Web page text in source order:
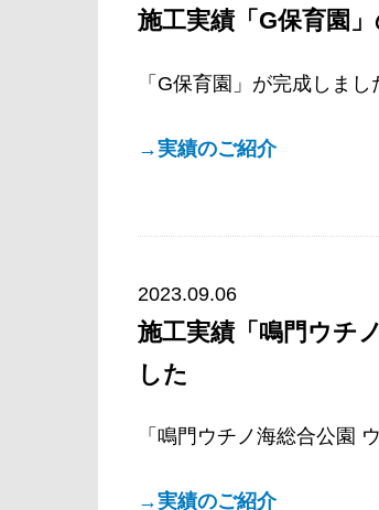
施工実績「G保育園
「G保育園」が完成しまし
→実績のご紹介
2023.09.06
施工実績「鳴門ウチ
した
「鳴門ウチノ海総合公園
→実績のご紹介